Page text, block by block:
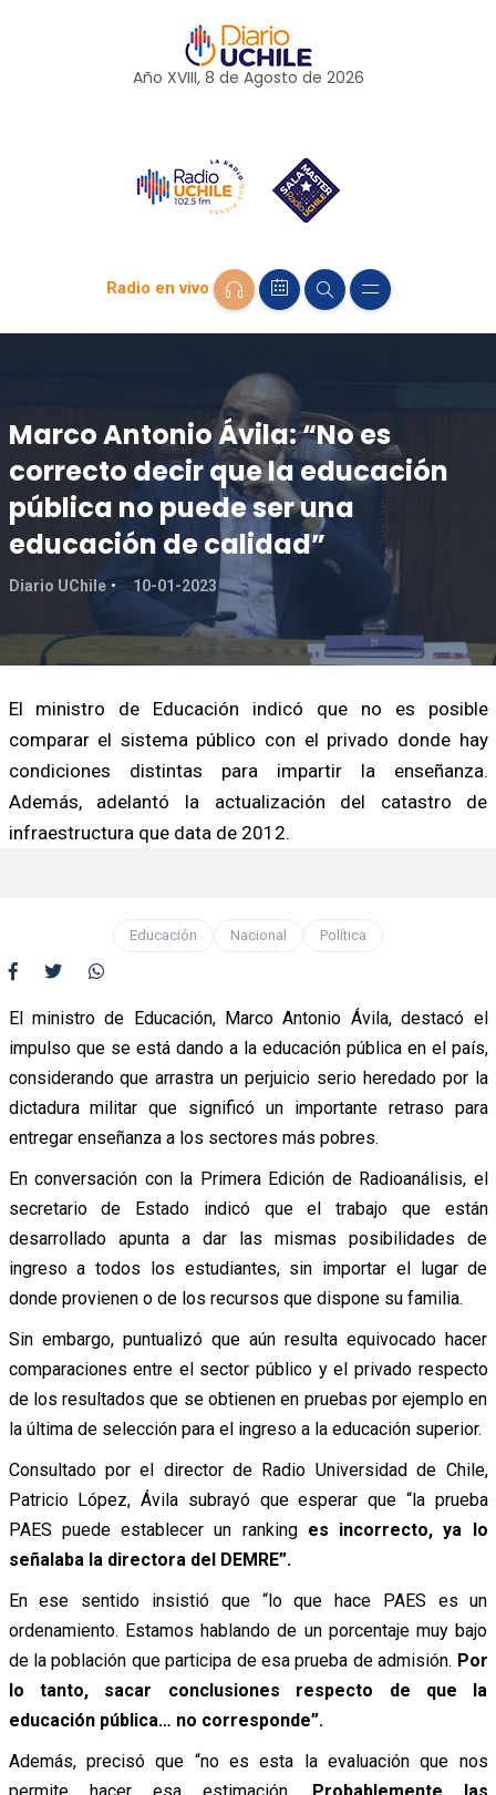
Año XVIII, 8 de Agosto de 2026
Radio en vivo
Marco Antonio Ávila: “No es
correcto decir que la educación
pública no puede ser una
educación de calidad”
Diario UChile 10-01-2023
El ministro de Educación indicó que no es posible
comparar el sistema público con el privado donde hay
condiciones distintas para impartir la enseñanza.
Además, adelantó la actualización del catastro de
infraestructura que data de 2012.
Educación Nacional Política
El ministro de Educación, Marco Antonio Ávila, destacó el
impulso que se está dando a la educación pública en el país,
considerando que arrastra un perjuicio serio heredado por la
dictadura militar que significó un importante retraso para
entregar enseñanza a los sectores más pobres.
En conversación con la Primera Edición de Radioanálisis, el
secretario de Estado indicó que el trabajo que están
desarrollado apunta a dar las mismas posibilidades de
ingreso a todos los estudiantes, sin importar el lugar de
donde provienen o de los recursos que dispone su familia.
Sin embargo, puntualizó que aún resulta equivocado hacer
comparaciones entre el sector público y el privado respecto
de los resultados que se obtienen en pruebas por ejemplo en
la última de selección para el ingreso a la educación superior.
Consultado por el director de Radio Universidad de Chile,
Patricio López, Ávila subrayó que esperar que “la prueba
PAES puede establecer un ranking es incorrecto, ya lo
señalaba la directora del DEMRE”.
En ese sentido insistió que “lo que hace PAES es un
ordenamiento. Estamos hablando de un porcentaje muy bajo
de la población que participa de esa prueba de admisión. Por
lo tanto, sacar conclusiones respecto de que la
educación pública… no corresponde”.
Además, precisó que “no es esta la evaluación que nos
permite hacer esa estimación. Probablemente las